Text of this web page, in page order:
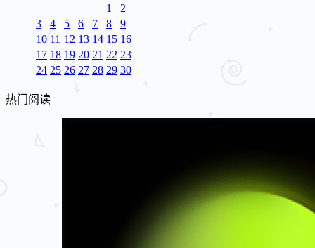
1
2
3
4 5 6 7 8
9
10 11 12 13 14 15 16
17 18 19 20 21 22 23
24 25 26 27 28 29 30
热门阅读